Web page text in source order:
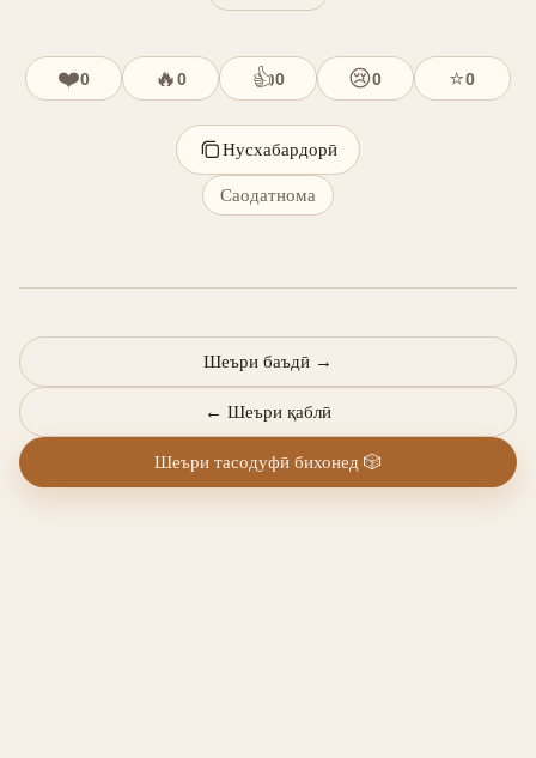
❤️0 🔥0 👍0 😢0 ⭐0
Нусхабардорӣ
Саодатнома
← Шеъри қаблӣ
Шеъри баъдӣ →
Шеъри тасодуфӣ бихонед 🎲